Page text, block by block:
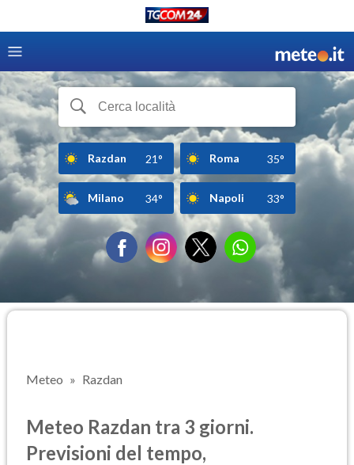
Razdan 21° Roma 35°
Milano 34° Napoli 33°
Meteo Razdan
Meteo Razdan tra 3 giorni.
Previsioni del tempo,